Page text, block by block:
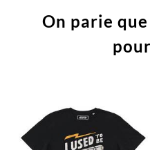
On parie